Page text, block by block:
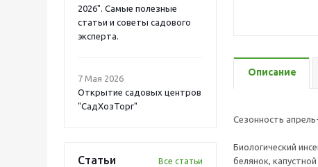
2026". Самые полезные
статьи и советы садового
эксперта.
7 Мая 2026
Открытие садовых центров
"СадХозТорг"
Статьи Все статьи
Описание
Сезонность
Биологический
белянок,